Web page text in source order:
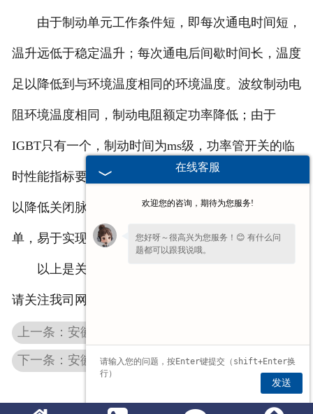
由于制动单元工作条件短，即每次通电时间短，
温升远低于稳定温升；每次通电后间歇时间长，温度
足以降低到与环境温度相同的环境温度。波纹制动电
阻环境温度相同，制动电阻额定功率降低；由于
IGBT只有一个，制动时间为ms级，功率管开关的临
时性能指标要求较低，甚至要求关闭时间尽可能短，
以降低关闭脉冲电压，保护功率管；控制机制相对简
单，易于实现。
以上是关于波纹制动电阻的相关介绍，更多详情
请关注我司网站了解。
上一条：安徽铝壳制动电阻中铝起到了哪些作用？
下一条：安徽起重机联动台中频敏电阻器的作用
在线客服
欢迎您的咨询，期待为您服务!
您好呀～很高兴为您服务！😊 有什么问
题都可以跟我说哦。
发送